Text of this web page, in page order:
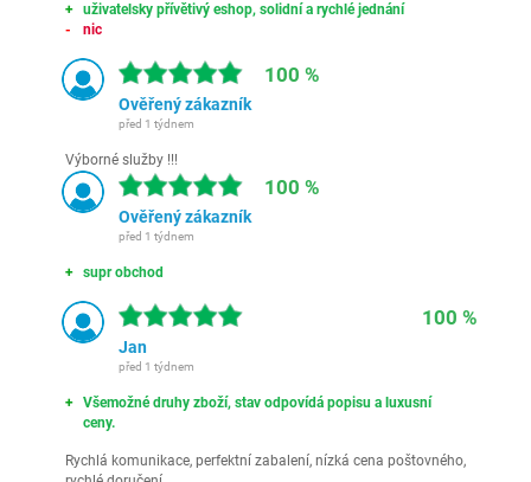
uživatelsky přívětivý eshop, solidní a rychlé jednání
nic
100 %
Ověřený zákazník
před 1 týdnem
Výborné služby !!!
100 %
Ověřený zákazník
před 1 týdnem
supr obchod
100 %
Jan
před 1 týdnem
Všemožné druhy zboží, stav odpovídá popisu a luxusní
ceny.
Rychlá komunikace, perfektní zabalení, nízká cena poštovného,